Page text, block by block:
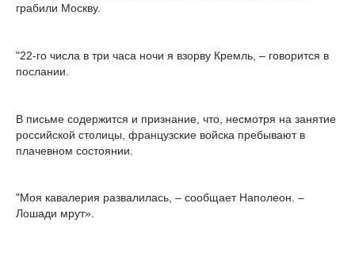
грабили Москву.
"22-го числа в три часа ночи я взорву Кремль, – говорится в
послании.
В письме содержится и признание, что, несмотря на занятие
российской столицы, французские войска пребывают в
плачевном состоянии.
"Моя кавалерия развалилась, – сообщает Наполеон. –
Лошади мрут».